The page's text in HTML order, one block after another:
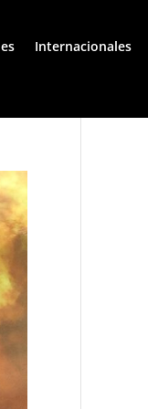
Internacionales